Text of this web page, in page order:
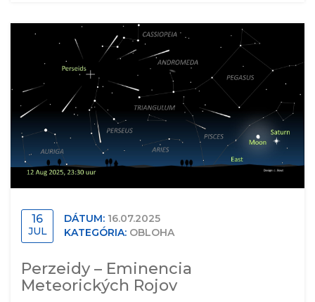
16
JUL
DÁTUM: 16.07.2025
KATEGÓRIA: OBLOHA
Perzeidy – Eminencia
Meteorických Rojov